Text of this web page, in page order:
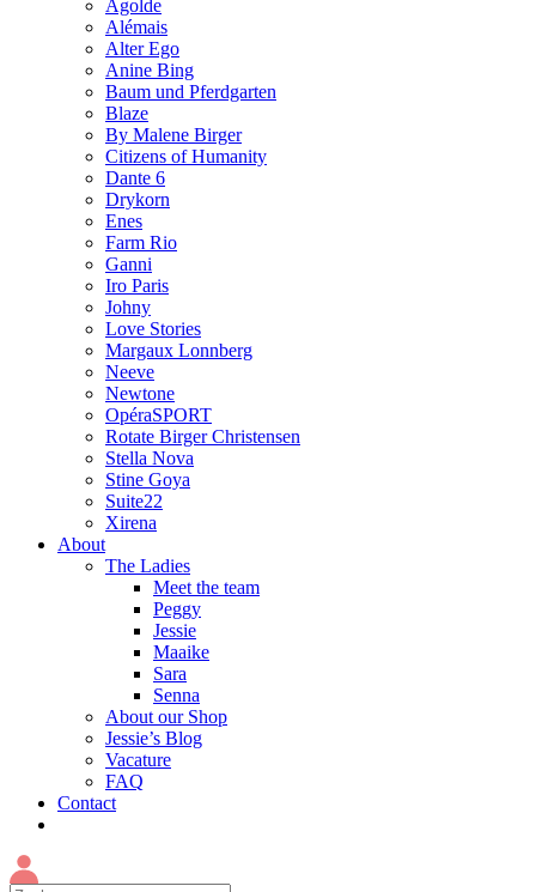
Agolde
Alémais
Alter Ego
Anine Bing
Baum und Pferdgarten
Blaze
By Malene Birger
Citizens of Humanity
Dante 6
Drykorn
Enes
Farm Rio
Ganni
Iro Paris
Johny
Love Stories
Margaux Lonnberg
Neeve
Newtone
OpéraSPORT
Rotate Birger Christensen
Stella Nova
Stine Goya
Suite22
Xirena
About
The Ladies
Meet the team
Peggy
Jessie
Maaike
Sara
Senna
About our Shop
Jessie’s Blog
Vacature
FAQ
Contact